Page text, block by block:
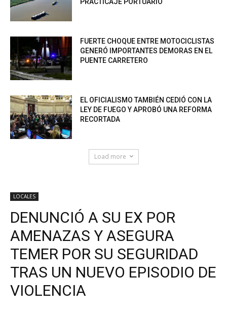
PRACTICAJE PORTUARIO
FUERTE CHOQUE ENTRE MOTOCICLISTAS
GENERÓ IMPORTANTES DEMORAS EN EL
PUENTE CARRETERO
EL OFICIALISMO TAMBIÉN CEDIÓ CON LA
LEY DE FUEGO Y APROBÓ UNA REFORMA
RECORTADA
Load more